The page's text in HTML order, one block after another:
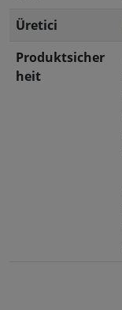
Üretici
Produktsicher
heit